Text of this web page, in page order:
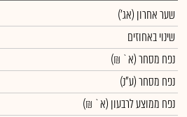
שער אחרון (אג')
שינוי באחוזים
נפח מסחר(א` ₪)
נפח מסחר(ע"נ)
נפח ממוצע לרבעון (א` ₪)